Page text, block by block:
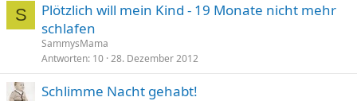
S
Plötzlich will mein Kind - 19 Monate nicht mehr
schlafen
SammysMama
Antworten 10 28. Dezember 2012
Schlimme Nacht gehabt!